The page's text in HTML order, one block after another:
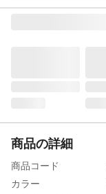
商品の詳細
商品コード
カラー